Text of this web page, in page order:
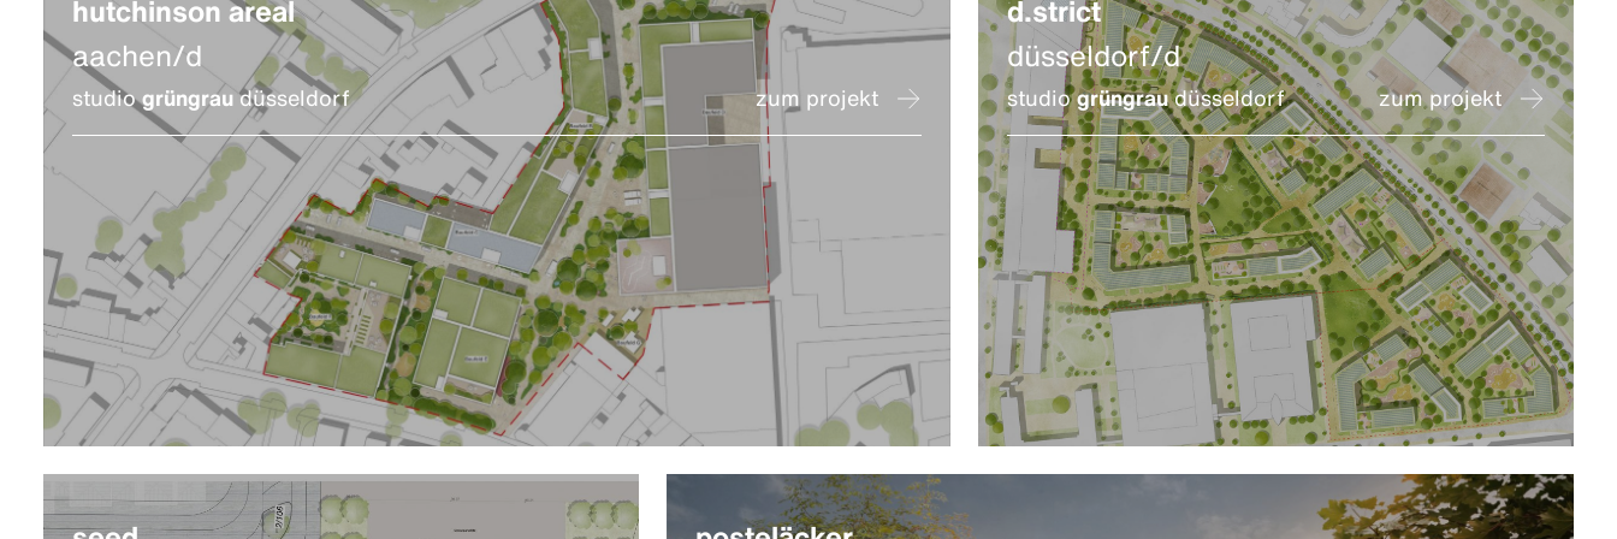
hutchinson areal
aachen/d
studiogrüngraudüsseldorf zum projekt
d.strict
düsseldorf/d
studiogrüngraudüsseldorf zum projekt